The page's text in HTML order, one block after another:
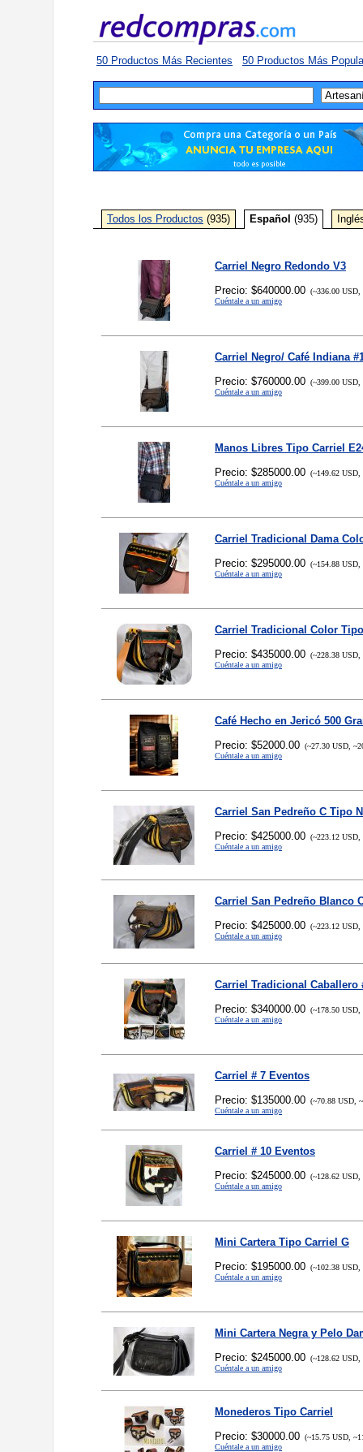
50 Productos Más Recientes 50 Productos Más
Todos los Productos (935) Español (935)
Carriel Negro Redondo V3
Precio: $640000.00 (~336.00 USD,
Cuéntale a un amigo
Carriel Negro/ Café Indiana
Precio: $760000.00 (~399.00 USD,
Cuéntale a un amigo
Manos Libres Tipo Carriel
Precio: $285000.00 (~149.62 USD,
Cuéntale a un amigo
Carriel Tradicional Dama
Precio: $295000.00 (~154.88 USD,
Cuéntale a un amigo
Carriel Tradicional Color
Precio: $435000.00 (~228.38 USD,
Cuéntale a un amigo
Café Hecho en Jericó 500
Precio: $52000.00 (~27.30 USD,
Cuéntale a un amigo
Carriel San Pedreño C Tipo
Precio: $425000.00 (~223.12 USD,
Cuéntale a un amigo
Carriel San Pedreño Blanco
Precio: $425000.00 (~223.12 USD,
Cuéntale a un amigo
Carriel Tradicional Caballero
Precio: $340000.00 (~178.50 USD,
Cuéntale a un amigo
Carriel # 7 Eventos
Precio: $135000.00 (~70.88 USD,
Cuéntale a un amigo
Carriel # 10 Eventos
Precio: $245000.00 (~128.62 USD,
Cuéntale a un amigo
Mini Cartera Tipo Carriel G
Precio: $195000.00 (~102.38 USD,
Cuéntale a un amigo
Mini Cartera Negra y Pelo
Precio: $245000.00 (~128.62 USD,
Cuéntale a un amigo
Monederos Tipo Carriel
Precio: $30000.00 (~15.75 USD,
Cuéntale a un amigo